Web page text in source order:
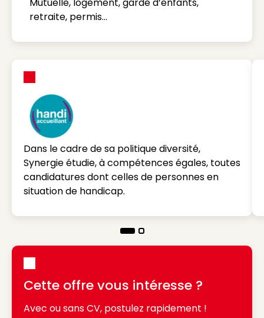
retraite, permis…
Dans le cadre de sa politique diversité,
Synergie étudie, à compétences égales, toutes
candidatures dont celles de personnes en
situation de handicap.
Cette offre vous intéresse ?
Avec ou sans CV, postulez rapidement !